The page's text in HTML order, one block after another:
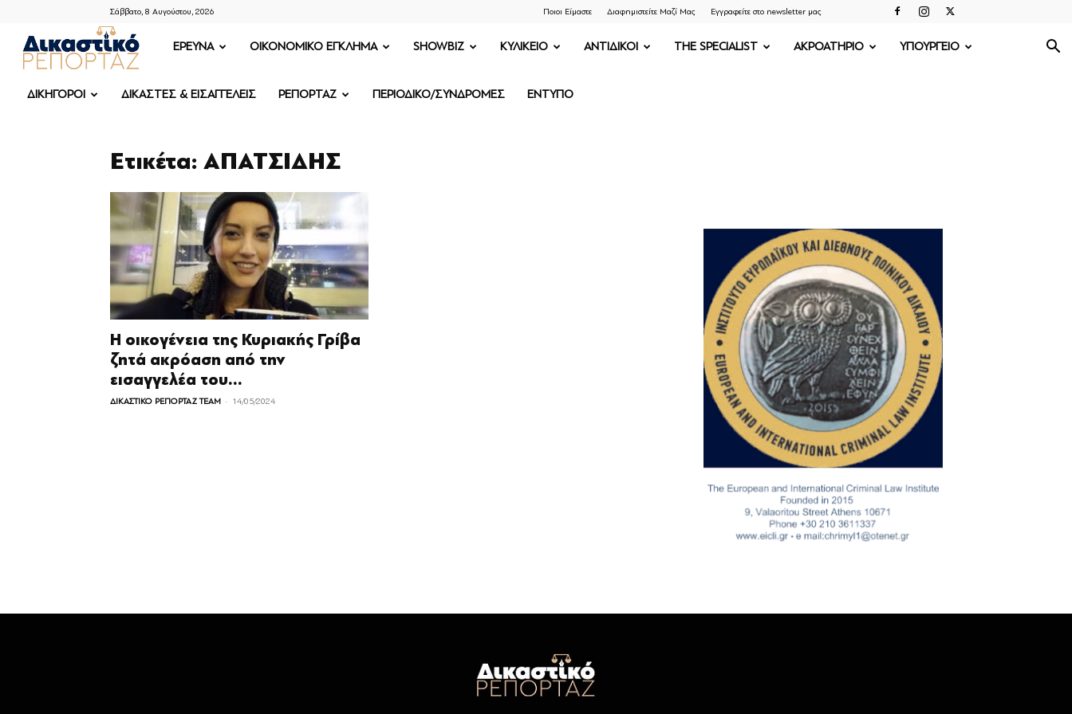
Σάββατο, 8 Αυγούστου, 2026 Ποιοι Είμαστε Διαφημιστείτε Μαζί Μας Εγγραφείτε στο newsletter μας
ΔΙΚΑΣΤΙΚΟ
ΡΕΠΟΡΤΑΖ
ΕΡΕΥΝΑ OIKONOMIKO ΕΓΚΛΗΜΑ SHOWBIZ ΚΥΛΙΚΕΙΟ ΑΝΤΙΔΙΚΟΙ THE SPECIALIST ΑΚΡΟΑΤΗΡΙΟ ΥΠΟΥΡΓΕΙΟ
ΔΙΚΗΓΟΡΟΙ ΔΙΚΑΣΤΕΣ & ΕΙΣΑΓΓΕΛΕΙΣ ΡΕΠΟΡΤΑΖ ΠΕΡΙΟΔΙΚΟ/ΣΥΝΔΡΟΜΕΣ ΕΝΤΥΠΟ
Ετικέτα: ΑΠΑΤΣΙΔΗΣ
Η οικογένεια της Κυριακής Γρίβα
ζητά ακρόαση από την
εισαγγελέα του...
ΔΙΚΑΣΤΙΚΟ ΡΕΠΟΡΤΑΖ TEAM - 14/05/2024